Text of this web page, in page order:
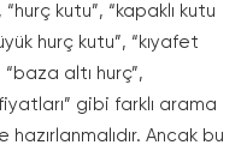
kutu”, “kapaklı kutu
hurç kutu”, “kıyafet
altı hurç”,
gibi farklı arama
Ancak bu